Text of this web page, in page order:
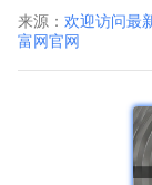
来源： 欢迎访问最
富网官网